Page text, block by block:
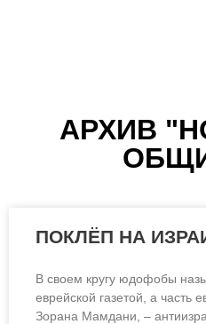
AFTER
BOOK
АРХИВ
ПОКЛЁП НА
В своем кругу юдофобы
еврейской газетой, а часть
Зорана Мамдани, –